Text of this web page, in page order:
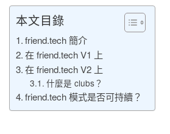
本文目錄
friend.tech 簡介
在 friend.tech V1 上
在 friend.tech V2 上
什麼是 clubs？
friend.tech 模式是否可持續？